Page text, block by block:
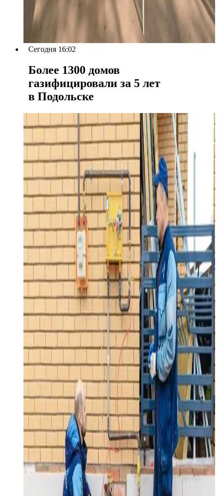
Сегодня 16:02
Более 1300 домов
газифицировали за 5 лет
в Подольске